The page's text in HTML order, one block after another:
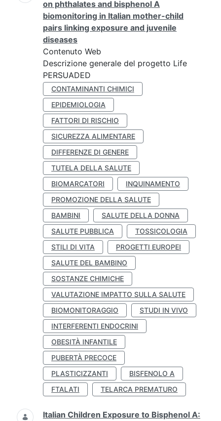
on phthalates and bisphenol A
biomonitoring in Italian mother-child
pairs linking exposure and juvenile
diseases
Contenuto Web
Descrizione generale del progetto Life
PERSUADED
CONTAMINANTI CHIMICI
EPIDEMIOLOGIA
FATTORI DI RISCHIO
SICUREZZA ALIMENTARE
DIFFERENZE DI GENERE
TUTELA DELLA SALUTE
BIOMARCATORI
INQUINAMENTO
PROMOZIONE DELLA SALUTE
BAMBINI
SALUTE DELLA DONNA
SALUTE PUBBLICA
TOSSICOLOGIA
STILI DI VITA
PROGETTI EUROPEI
SALUTE DEL BAMBINO
SOSTANZE CHIMICHE
VALUTAZIONE IMPATTO SULLA SALUTE
BIOMONITORAGGIO
STUDI IN VIVO
INTERFERENTI ENDOCRINI
OBESITÀ INFANTILE
PUBERTÀ PRECOCE
PLASTICIZZANTI
BISFENOLO A
FTALATI
TELARCA PREMATURO
Italian Children Exposure to Bisphenol A: